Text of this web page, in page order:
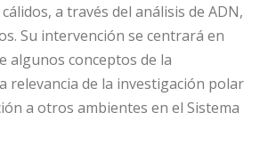
a través del análisis de ADN,
Su intervención se centrará en
algunos conceptos de la
relevancia de la investigación polar
a otros ambientes en el Sistema